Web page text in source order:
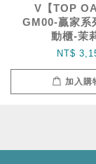
V【TOP
GM00-贏家系
動櫃-茉
NT$
加入購